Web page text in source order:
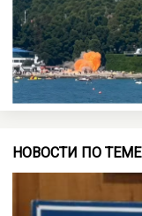
НОВОСТИ ПО ТЕМЕ